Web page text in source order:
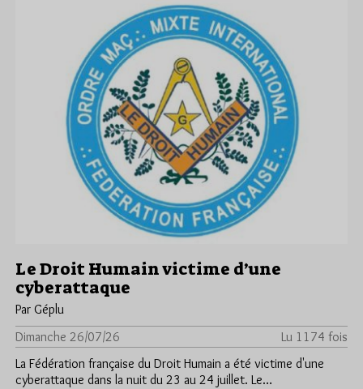
Le Droit Humain victime d’une
cyberattaque
Par Géplu
Dimanche 26/07/26
Lu 1174 fois
La Fédération française du Droit Humain a été victime d'une
cyberattaque dans la nuit du 23 au 24 juillet. Le…